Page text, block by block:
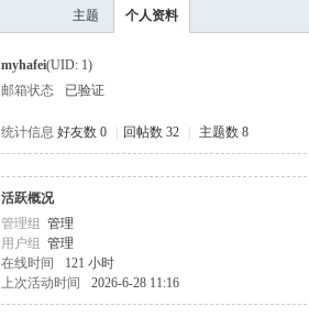
主题 个人资料
myhafei(UID: 1)
邮箱状态
已验证
统计信息 好友数 0 回帖数 32 主题数 8
活跃概况
管理组 管理
用户组 管理
在线时间
121 小时
上次活动时间
2026-6-28 11:16